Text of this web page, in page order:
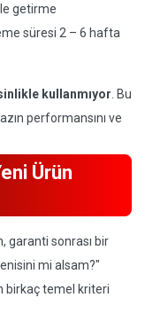
getirme
süresi 2 – 6 hafta
kullanmıyor . Bu
performansını ve
Ürün
garanti sonrası bir
mi alsam?"
birkaç temel kriteri